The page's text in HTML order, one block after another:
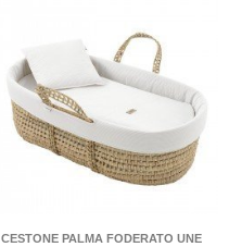
CESTONE PALMA FODERATO UNE